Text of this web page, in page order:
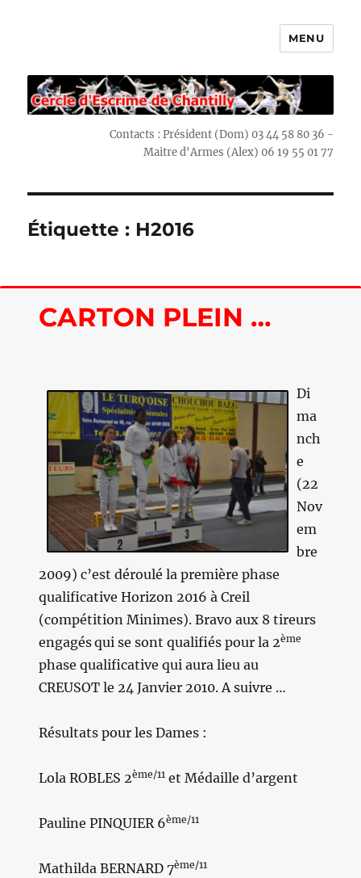
MENU
Contacts : Président (Dom) 03 44 58 80 36 -
Maitre d'Armes (Alex) 06 19 55 01 77
Étiquette : H2016
CARTON PLEIN …
Di
ma
nch
e
(22
Nov
em
bre
2009) c’est déroulé la première phase
qualificative Horizon 2016 à Creil
(compétition Minimes). Bravo aux 8 tireurs
engagésqui se sont qualifiés pour la 2ème
phase qualificative qui aura lieu au
CREUSOT le 24 Janvier 2010. A suivre …
Résultats pour les Dames :
Lola ROBLES 2ème/11et Médaille d’argent
Pauline PINQUIER 6ème/11
Mathilda BERNARD 7ème/11